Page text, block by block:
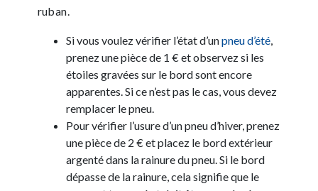
ruban.
Si vous voulez vérifier l’état d’unpneu d’été,
prenez une pièce de 1 € et observez si les
étoiles gravées sur le bord sont encore
apparentes. Si ce n’est pas le cas, vous devez
remplacer le pneu.
Pour vérifier l’usure d’un pneu d’hiver, prenez
une pièce de 2 € et placez le bord extérieur
argenté dans la rainure du pneu. Si le bord
dépasse de la rainure, cela signifie que le